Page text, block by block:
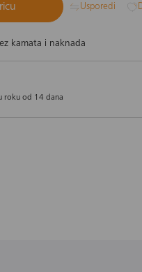
Usporedi
kamata i naknada
roku od 14 dana